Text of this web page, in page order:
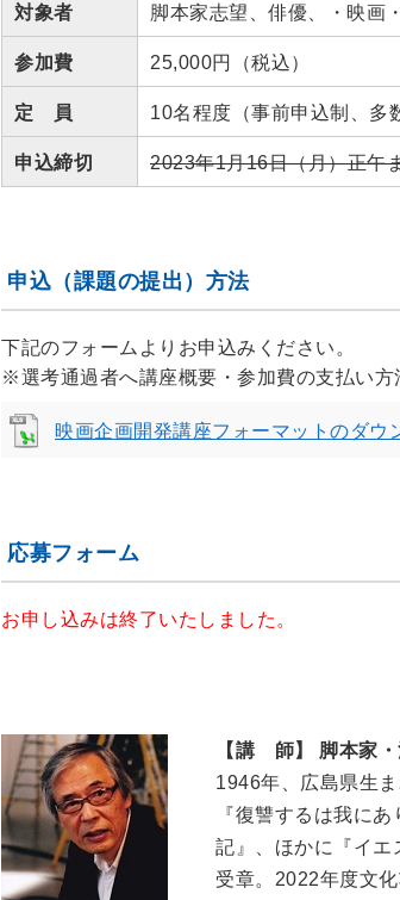
対象者 脚本家志望、俳優、・映画
参加費 25,000円（税込）
定 員 10名程度（事前申込制、多
申込締切 2023年1月16日（月）正午
申込（課題の提出）方法
下記のフォームよりお申込みください。
※選考通過者へ講座概要・参加費の支払い方
映画企画開発講座フォーマットのダウ
応募フォーム
お申し込みは終了いたしました。
【講 師】 脚本家
1946年、広島県生
『復讐するは我に
記』、ほかに『イエ
受章。2022年度文化